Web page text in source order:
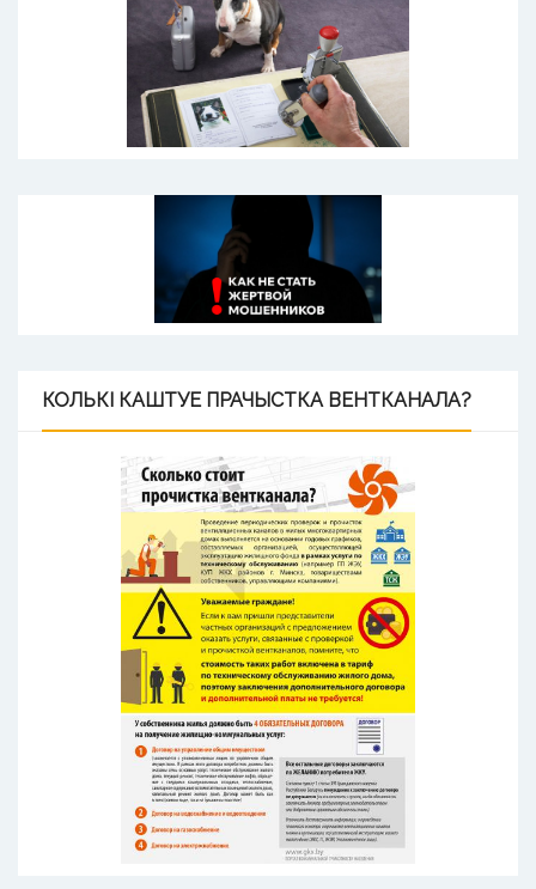
КОЛЬКІ КАШТУЕ ПРАЧЫСТКА ВЕНТКАНАЛА?